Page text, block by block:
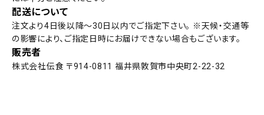
配送について
注文より4日後以降～30日以内でご指定下さい。 ※天候・交通等
の影響により、ご指定日時にお届けできない場合もございます。
販売者
株式会社伝食 〒914-0811 福井県敦賀市中央町2-22-32